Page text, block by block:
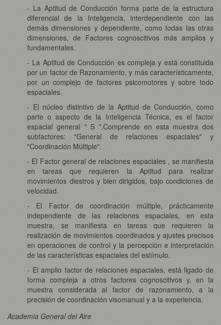
- La Aptitud de Conducción forma parte de la estructura
diferencial de la Inteligencia, interdependiente con las
demás dimensiones y dependiente, como todas las otras
dimensiones, de Factores cognoscitivos más amplios y
fundamentales.
- La Aptitud de Conducción es compleja y está constituida
por un factor de Razonamiento, y más característicamente,
por un complejo de factores psicomotores y sobre todo
espaciales.
- El núcleo distintivo de la Aptitud de Conducción, como
parte o aspecto de la Inteligencia Técnica, es el factor
espacial general " S ".Comprende en esta muestra dos
subfactores: "General de relaciones espaciales" y
"Coordinación Múltiple".
- El Factor general de relaciones espaciales , se manifiesta
en tareas que requieren la Aptitud para realizar
movimientos diestros y bien dirigidos, bajo condiciones de
velocidad.
- El Factor de coordinación múltiple, prácticamente
independiente de las relaciones espaciales, en esta
muestra, se manifiesta en tareas que requieren la
realización de movimientos coordinados y ajustes precisos
en operaciones de control y la percepción e interpretación
de las características espaciales del estímulo.
- El amplio factor de relaciones espaciales, está ligado de
forma compleja a otros factores cognoscitivos y, en la
muestra considerada al factor de razonamiento, a la
precisión de coordinación visomanual y a la experiencia.
Academia General del Aire